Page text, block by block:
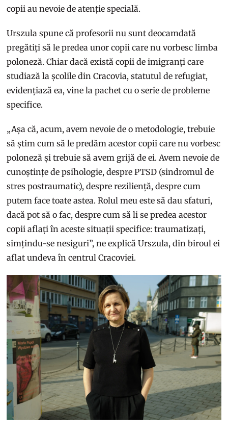
copii au nevoie de atenție specială.
Urszula spune că profesorii nu sunt deocamdată
pregătiți să le predea unor copii care nu vorbesc limba
poloneză. Chiar dacă există copii de imigranți care
studiază la școlile din Cracovia, statutul de refugiat,
evidențiază ea, vine la pachet cu o serie de probleme
specifice.
„Așa că, acum, avem nevoie de o metodologie, trebuie
să știm cum să le predăm acestor copii care nu vorbesc
poloneză și trebuie să avem grijă de ei. Avem nevoie de
cunoștințe de psihologie, despre PTSD (sindromul de
stres postraumatic), despre reziliență, despre cum
putem face toate astea. Rolul meu este să dau sfaturi,
dacă pot să o fac, despre cum să li se predea acestor
copii aflați în aceste situații specifice: traumatizați,
simțindu-se nesiguri”, ne explică Urszula, din biroul ei
aflat undeva în centrul Cracoviei.